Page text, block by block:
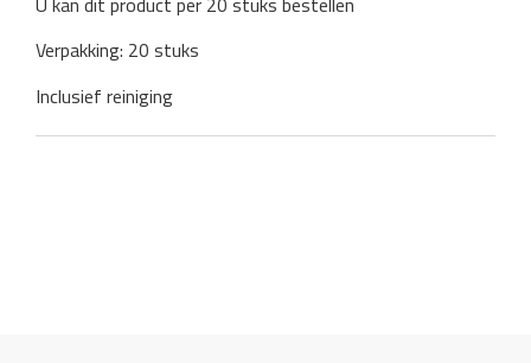
Verpakking: 20 stuks
Inclusief reiniging